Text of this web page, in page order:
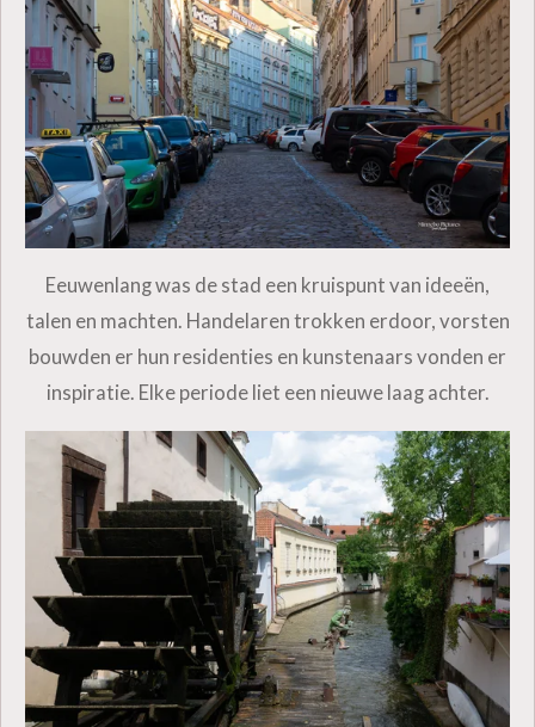
Eeuwenlang was de stad een kruispunt van ideeën,
talen en machten. Handelaren trokken erdoor, vorsten
bouwden er hun residenties en kunstenaars vonden er
inspiratie. Elke periode liet een nieuwe laag achter.